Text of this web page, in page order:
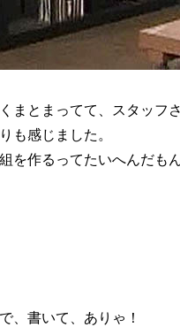
まとまってて、スタッフさ
も感じました。
を作るってたいへんだも
、書いて、ありゃ！